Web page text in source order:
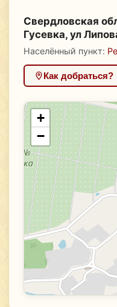
Свердловская
Гусевка, ул
Населённый пункт:
Как добраться?
+
−